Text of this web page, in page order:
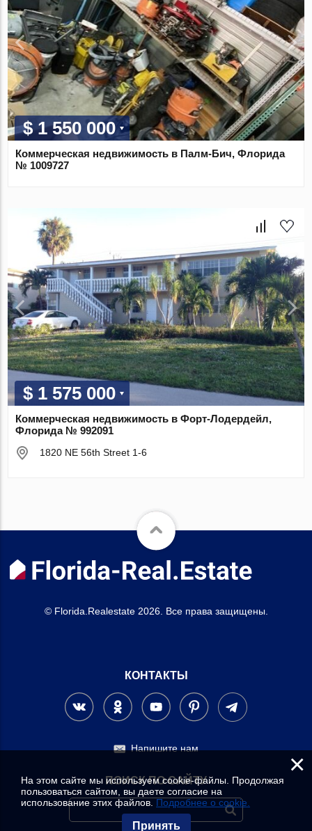
$ 1 550 000
Коммерческая недвижимость в Палм-Бич, Флорида
№ 1009727
$ 1 575 000
Коммерческая недвижимость в Форт-Лодердейл,
Флорида № 992091
1820 NE 56th Street 1-6
© Florida.Realestate 2026. Все права защищены.
КОНТАКТЫ
Напишите нам
ПОИСК ПО САЙТУ
×
На этом сайте мы используем cookie-файлы. Продолжая
пользоваться сайтом, вы даете согласие на
использование этих файлов. Подробнее о cookie.
Принять